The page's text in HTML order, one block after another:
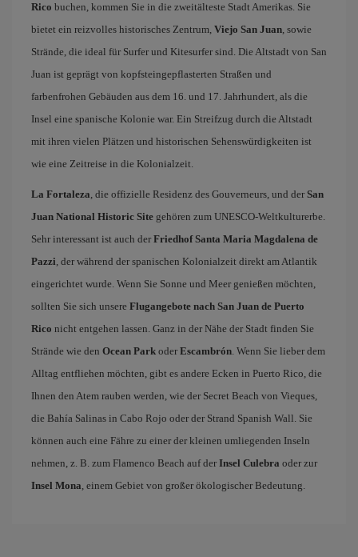
Rico buchen, kommen Sie in die zweitälteste Stadt Amerikas. Sie
bietet ein reizvolles historisches Zentrum, Viejo San Juan, sowie
Strände, die ideal für Surfer und Kitesurfer sind. Die Altstadt von San
Juan ist geprägt von kopfsteingepflasterten Straßen und
farbenfrohen Gebäuden aus dem 16. und 17. Jahrhundert, als die
Insel eine spanische Kolonie war. Ein Streifzug durch die Altstadt
mit ihren vielen Plätzen und historischen Sehenswürdigkeiten ist
wie eine Zeitreise in die Kolonialzeit.
La Fortaleza, die offizielle Residenz des Gouverneurs, und der San
Juan National Historic Site gehören zum UNESCO-Weltkulturerbe.
Sehr interessant ist auch der Friedhof Santa Maria Magdalena de
Pazzi, der während der spanischen Kolonialzeit direkt am Atlantik
eingerichtet wurde. Wenn Sie Sonne und Meer genießen möchten,
sollten Sie sich unsere Flugangebote nach San Juan de Puerto
Rico nicht entgehen lassen. Ganz in der Nähe der Stadt finden Sie
Strände wie den Ocean Park oder Escambrón. Wenn Sie lieber dem
Alltag entfliehen möchten, gibt es andere Ecken in Puerto Rico, die
Ihnen den Atem rauben werden, wie der Secret Beach von Vieques,
die Bahía Salinas in Cabo Rojo oder der Strand Spanish Wall. Sie
können auch eine Fähre zu einer der kleinen umliegenden Inseln
nehmen, z. B. zum Flamenco Beach auf der Insel Culebra oder zur
Insel Mona, einem Gebiet von großer ökologischer Bedeutung.